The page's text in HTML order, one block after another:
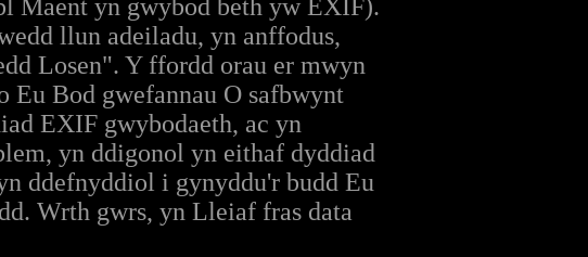
Maent yn gwybod beth yw EXIF).
llun adeiladu, yn anffodus,
Losen". Y ffordd orau er mwyn
Eu Bod gwefannau O safbwynt
EXIF gwybodaeth, ac yn
yn ddigonol yn eithaf dyddiad
ddefnyddiol i gynyddu'r budd Eu
Wrth gwrs, yn Lleiaf fras data